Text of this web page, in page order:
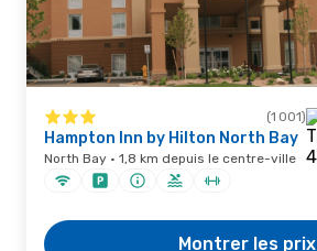
(1 001)
Hampton Inn by Hilton North Bay
North Bay · 1,8 km depuis le centre-ville
Montrer les prix